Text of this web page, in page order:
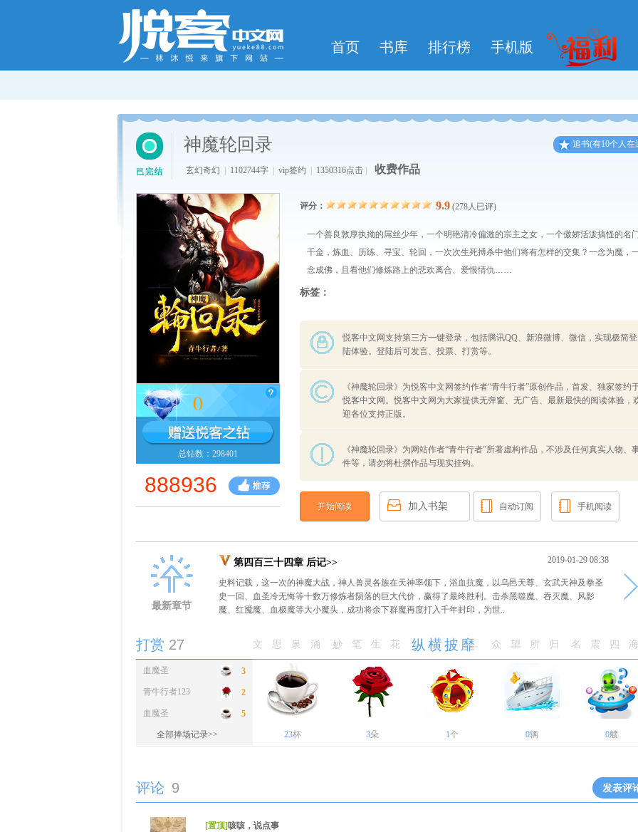
首页 书库 排行榜 手机版
追书(有10个人在
神魔轮回录
玄幻奇幻 1102744字 vip签约 1350316点击 收费作品
0
总钻数：298401
888936
评分： 9.9 (278人已评)
一个善良敦厚执拗的屌丝少年，一个明艳清冷偏激的宗主之女，一个傲娇活泼搞怪的名门
千金，炼血、历练、寻宝、轮回，一次次生死搏杀中他们将有怎样的交集？一念为魔，
念成佛，且看他们修炼路上的悲欢离合、爱恨情仇……
标签：
悦客中文网支持第三方一键登录，包括腾讯QQ、新浪微博、微信，实现极简登
陆体验。登陆后可发言、投票、打赏等。
《神魔轮回录》为悦客中文网签约作者“青牛行者”原创作品，首发、独家签约
悦客中文网。悦客中文网为大家提供无弹窗、无广告、最新最快的阅读体验，
迎各位支持正版。
《神魔轮回录》为网站作者“青牛行者”所著虚构作品，不涉及任何真实人物、
件等，请勿将杜撰作品与现实挂钩。
开始阅读 加入书架 自动订阅 手机阅读
最新章节
2019-01-29 08:38
第四百三十四章 后记>>
史料记载，这一次的神魔大战，神人兽灵各族在天神率领下，浴血抗魔，以乌邑天尊、玄武天神及拳圣
史一回、血圣冷无悔等十数万修炼者陨落的巨大代价，赢得了最终胜利。击杀黑噬魔、吞灭魔、风影
魔、红魇魔、血极魔等大小魔头，成功将余下群魔再度打入千年封印，为世..
打赏 27 文思泉涌 妙笔生花 纵横披靡 众望所归 名震四
3
血魔圣
2
青牛行者123
5
血魔圣
全部捧场记录>> 23杯 3朵 1个 0辆 0艘
发表评
评论 9
[置顶]咳咳，说点事